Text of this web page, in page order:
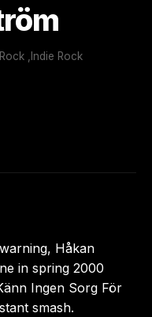
,Indie Rock
Håkan
in spring 2000
Ingen Sorg För
smash.